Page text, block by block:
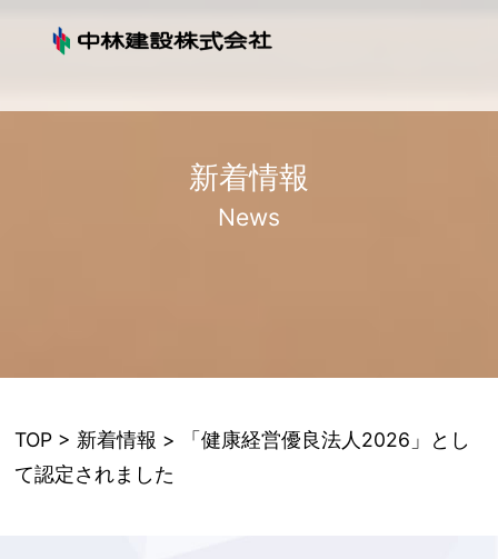
新着情報
News
TOP > 新着情報 > 「健康経営優良法人2026」とし
て認定されました